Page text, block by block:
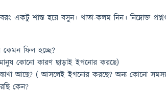
একটু শান্ত হয়ে বসুন। খাতা-কলম নিন। নিম্নোক্ত
ফিল হচ্ছে?
কোনো কারণ ছাড়াই ইগনোর করছে)
আছে? ( আসলেই ইগনোর করছে? অন্য কোনো
কেন?